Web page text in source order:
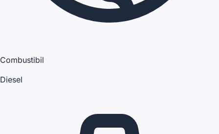
Combustibil
Diesel